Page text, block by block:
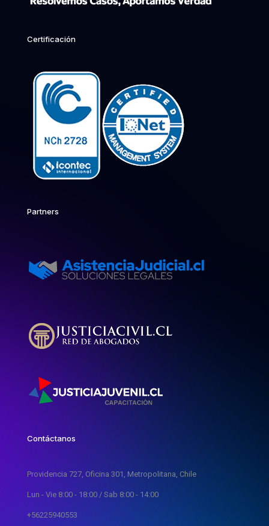
Certificación
Partners
Contáctanos
Providencia 727, Oficina 301, Metropolitana, Chile
Lun - Vie 8:00 - 18:00 / Sab 8:00 - 14:00
+56225940553